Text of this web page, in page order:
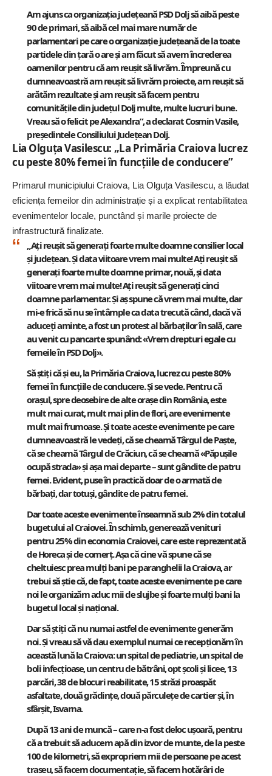
Am ajuns ca organizația județeană PSD Dolj să aibă peste
90 de primari, să aibă cel mai mare număr de
parlamentari pe care o organizație județeană de la toate
partidele din țară o are și am făcut să avem încrederea
oamenilor pentru că am reușit să livrăm. Împreună cu
dumneavoastră am reușit să livrăm proiecte, am reușit să
arătăm rezultate și am reușit să facem pentru
comunitățile din județul Dolj multe, multe lucruri bune.
Vreau să o felicit pe Alexandra”, a declarat Cosmin Vasile,
președintele Consiliului Județean Dolj.
Lia Olguța Vasilescu: „La Primăria Craiova lucrez
cu peste 80% femei în funcțiile de conducere”
Primarul municipiului Craiova, Lia Olguța Vasilescu, a lăudat
eficiența femeilor din administrație și a explicat rentabilitatea
evenimentelor locale, punctând și marile proiecte de
infrastructură finalizate.
„Ați reușit să generați foarte multe doamne consilier local
și județean. Și data viitoare vrem mai multe! Ați reușit să
generați foarte multe doamne primar, nouă, și data
viitoare vrem mai multe! Ați reușit să generați cinci
doamne parlamentar. Și aș spune că vrem mai multe, dar
mi-e frică să nu se întâmple ca data trecută când, dacă vă
aduceți aminte, a fost un protest al bărbaților în sală, care
au venit cu pancarte spunând: «Vrem drepturi egale cu
femeile în PSD Dolj».
Să știți că și eu, la Primăria Craiova, lucrez cu peste 80%
femei în funcțiile de conducere. Și se vede. Pentru că
orașul, spre deosebire de alte orașe din România, este
mult mai curat, mult mai plin de flori, are evenimente
mult mai frumoase. Și toate aceste evenimente pe care
dumneavoastră le vedeți, că se cheamă Târgul de Paște,
că se cheamă Târgul de Crăciun, că se cheamă «Păpușile
ocupă strada» și așa mai departe – sunt gândite de patru
femei. Evident, puse în practică doar de o armată de
bărbați, dar totuși, gândite de patru femei.
Dar toate aceste evenimente înseamnă sub 2% din totalul
bugetului al Craiovei. În schimb, generează venituri
pentru 25% din economia Craiovei, care este reprezentată
de Horeca și de comerț. Așa că cine vă spune că se
cheltuiesc prea mulți bani pe paranghelii la Craiova, ar
trebui să știe că, de fapt, toate aceste evenimente pe care
noi le organizăm aduc mii de slujbe și foarte mulți bani la
bugetul local și național.
Dar să știți că nu numai astfel de evenimente generăm
noi. Și vreau să vă dau exemplul numai ce recepționăm în
această lună la Craiova: un spital de pediatrie, un spital de
boli infecțioase, un centru de bătrâni, opt școli și licee, 13
parcări, 38 de blocuri reabilitate, 15 străzi proaspăt
asfaltate, două grădințe, două părculețe de cartier și, în
sfârșit, Isvarna.
După 13 ani de muncă – care n-a fost deloc ușoară, pentru
că a trebuit să aducem apă din izvor de munte, de la peste
100 de kilometri, să expropriem mii de persoane pe acest
traseu, să facem documentație, să facem hotărâri de